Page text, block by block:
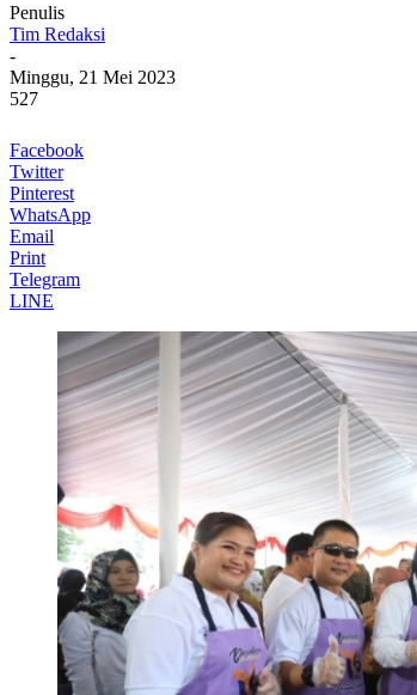
Penulis
Tim Redaksi
-
Minggu, 21 Mei 2023
527
Facebook
Twitter
Pinterest
WhatsApp
Email
Print
Telegram
LINE